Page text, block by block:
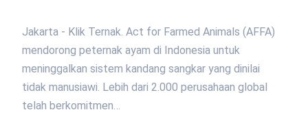
Jakarta - Klik Ternak. Act for Farmed Animals (AFFA)
mendorong peternak ayam di Indonesia untuk
meninggalkan sistem kandang sangkar yang dinilai
tidak manusiawi. Lebih dari 2.000 perusahaan global
telah berkomitmen…